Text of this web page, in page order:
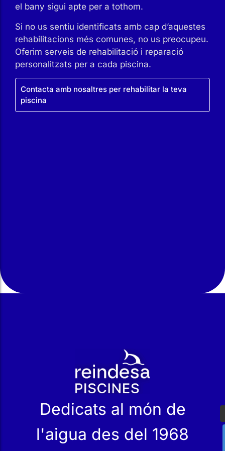
el bany sigui apte per a tothom.
Si no us sentiu identificats amb cap d’aquestes
rehabilitacions més comunes, no us preocupeu.
Oferim serveis de rehabilitació i reparació
personalitzats per a cada piscina.
Contacta amb nosaltres per rehabilitar la teva
piscina
Dedicats al món de
l'aigua des del 1968